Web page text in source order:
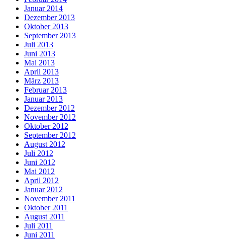
Januar 2014
Dezember 2013
Oktober 2013
September 2013
Juli 2013
Juni 2013
Mai 2013
April 2013
März 2013
Februar 2013
Januar 2013
Dezember 2012
November 2012
Oktober 2012
September 2012
August 2012
Juli 2012
Juni 2012
Mai 2012
April 2012
Januar 2012
November 2011
Oktober 2011
August 2011
Juli 2011
Juni 2011